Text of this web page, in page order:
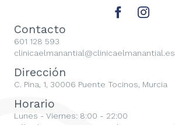
Contacto
601 128 593
clinicaelmanantial@clinicaelmanantial.es
Dirección
C. Pina, 1, 30006 Puente Tocinos, Murcia
Horario
Lunes - Viernes: 8:00 - 22:00